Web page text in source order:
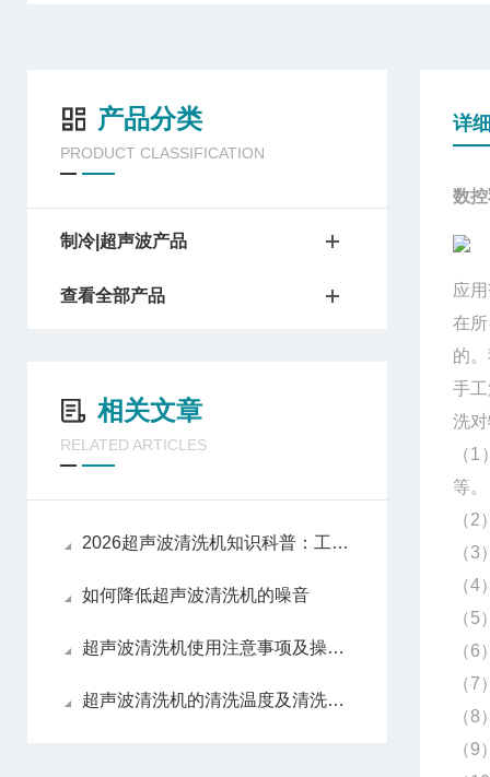
产品分类
PRODUCT CLASSIFICATION
制冷|超声波产品
查看全部产品
相关文章
RELATED ARTICLES
2026超声波清洗机知识科普：工作原理、操作与校准规范
如何降低超声波清洗机的噪音
超声波清洗机使用注意事项及操作步骤
超声波清洗机的清洗温度及清洗要求
详
数
应
在
的
手
洗
（
等。
（
（
（
（
（
（
（
（